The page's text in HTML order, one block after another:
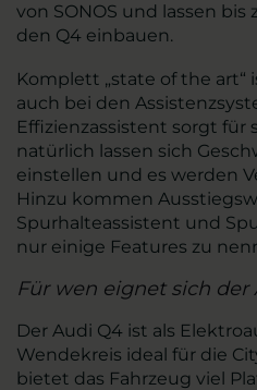
von SONOS und lassen
den Q4 einbauen.
Komplett „state of the art“
auch bei den
Effizienzassistent sorgt für
natürlich lassen sich
einstellen und es werden
Hinzu kommen
Spurhalteassistent und
nur einige Features zu
Für wen eignet sich der
Der Audi Q4 ist als
Wendekreis ideal für die
bietet das Fahrzeug viel